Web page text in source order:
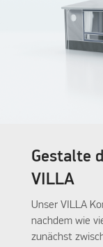
Gestalte
VILLA
Unser VILLA
nachdem wie
zunächst